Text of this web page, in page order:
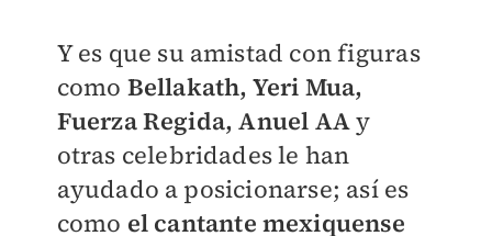
Y es que su amistad con figuras
como Bellakath, Yeri Mua,
Fuerza Regida, Anuel AAy
otras celebridades le han
ayudado a posicionarse; así es
como el cantante mexiquense